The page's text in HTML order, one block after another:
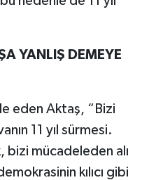
YANLIŞ DEMEYE
eden Aktaş, “Bizi
11 yıl sürmesi.
mücadeleden alı
kılıcı gibi